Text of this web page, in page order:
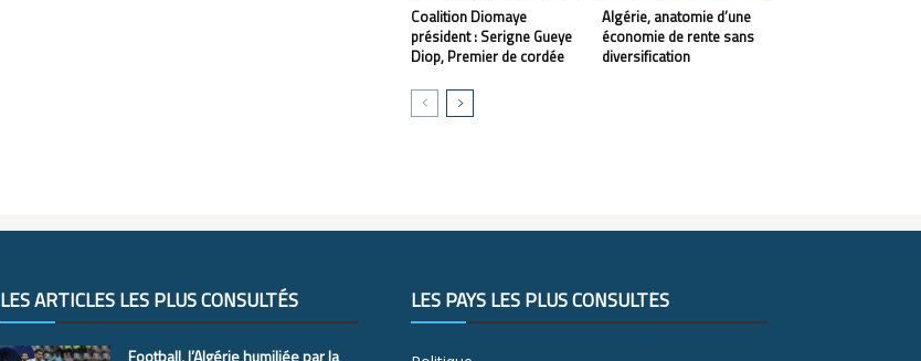
Coalition Diomaye
président : Serigne Gueye
Diop, Premier de cordée
Algérie, anatomie d’une
économie de rente sans
diversification
LES ARTICLES LES PLUS CONSULTÉS LES PAYS LES PLUS CONSULTÉS